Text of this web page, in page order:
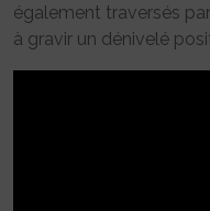
également traversés
à gravir un dénivelé